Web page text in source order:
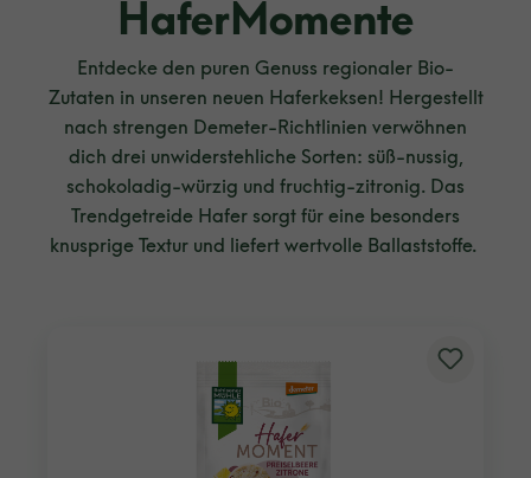
HaferMomente
Entdecke den puren Genuss regionaler Bio-
Zutaten in unseren neuen Haferkeksen! Hergestellt
nach strengen Demeter-Richtlinien verwöhnen
dich drei unwiderstehliche Sorten: süß-nussig,
schokoladig-würzig und fruchtig-zitronig. Das
Trendgetreide Hafer sorgt für eine besonders
knusprige Textur und liefert wertvolle Ballaststoffe.